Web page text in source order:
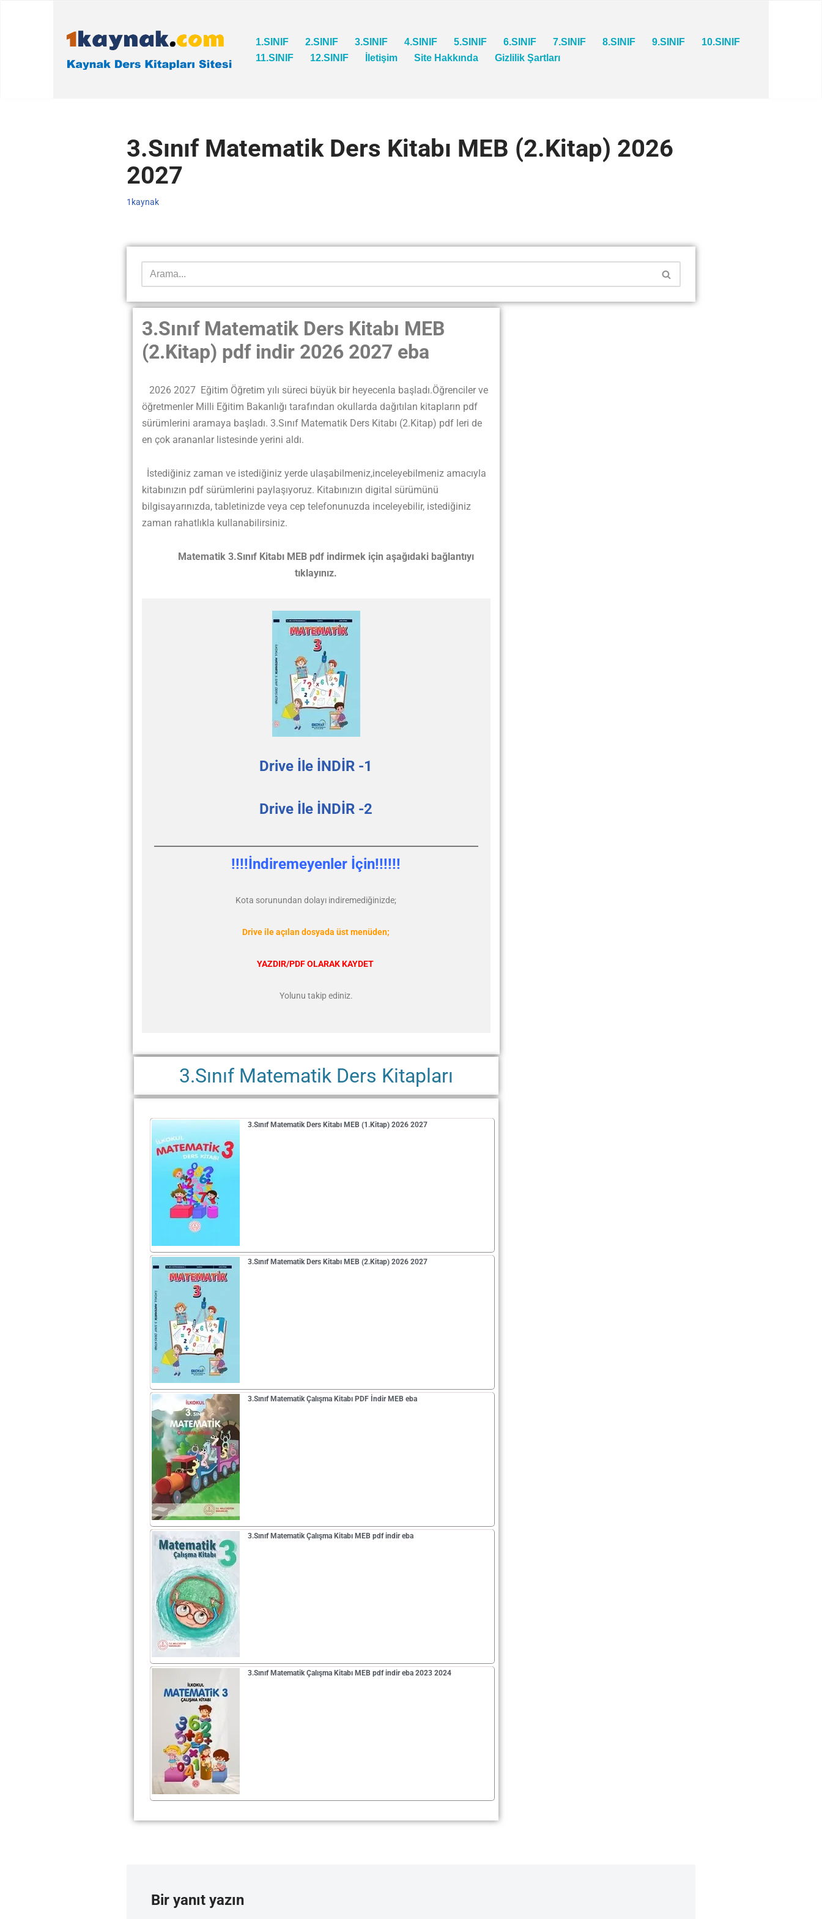
1.SINIF 2.SINIF 3.SINIF 4.SINIF 5.SINIF 6.SINIF 7.SINIF 8.SINIF 9.SINIF
10.SINIF
11.SINIF
12.SINIF İletişim Site Hakkında Gizlilik Şartları
3.Sınıf Matematik Ders Kitabı MEB (2.Kitap) 2026
2027
1kaynak
3.Sınıf Matematik Ders Kitabı MEB
(2.Kitap) pdf indir 2026 2027 eba
2026 2027 Eğitim Öğretim yılı süreci büyük bir heyecenla başladı.Öğrenciler ve
öğretmenler Milli Eğitim Bakanlığı tarafından okullarda dağıtılan kitapların pdf
sürümlerini aramaya başladı. 3.Sınıf Matematik Ders Kitabı (2.Kitap) pdf leri de
en çok arananlar listesinde yerini aldı.
İstediğiniz zaman ve istediğiniz yerde ulaşabilmeniz,inceleyebilmeniz amacıyla
kitabınızın pdf sürümlerini paylaşıyoruz. Kitabınızın digital sürümünü
bilgisayarınızda, tabletinizde veya cep telefonunuzda inceleyebilir, istediğiniz
zaman rahatlıkla kullanabilirsiniz.
Matematik 3.Sınıf Kitabı MEB pdf indirmek için aşağıdaki bağlantıyı
tıklayınız.
Drive İle İNDİR -1
Drive İle İNDİR -2
!!!!İndiremeyenler İçin!!!!!!
Kota sorunundan dolayı indiremediğinizde;
Drive ile açılan dosyada üst menüden;
YAZDIR/PDF OLARAK KAYDET
Yolunu takip ediniz.
3.Sınıf Matematik Ders Kitapları
3.Sınıf Matematik Ders Kitabı MEB (1.Kitap) 2026 2027
3.Sınıf Matematik Ders Kitabı MEB (2.Kitap) 2026 2027
3.Sınıf Matematik Çalışma Kitabı PDF İndir MEB eba
3.Sınıf Matematik Çalışma Kitabı MEB pdf indir eba
3.Sınıf Matematik Çalışma Kitabı MEB pdf indir eba 2023 2024
Bir yanıt yazın